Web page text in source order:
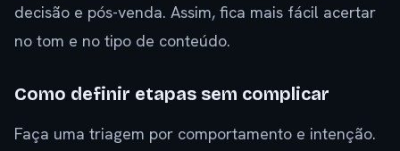
decisão e pós-venda. Assim, fica mais fácil acertar
no tom e no tipo de conteúdo.
Como definir etapas sem complicar
Faça uma triagem por comportamento e intenção.